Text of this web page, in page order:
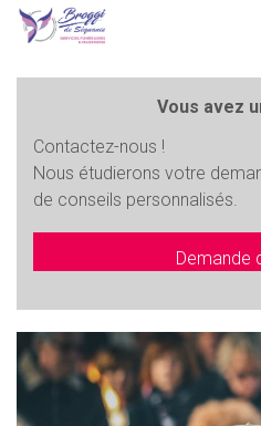
Vous avez
Contactez-nous !
Nous étudierons votre
de conseils personnalisés.
Demande